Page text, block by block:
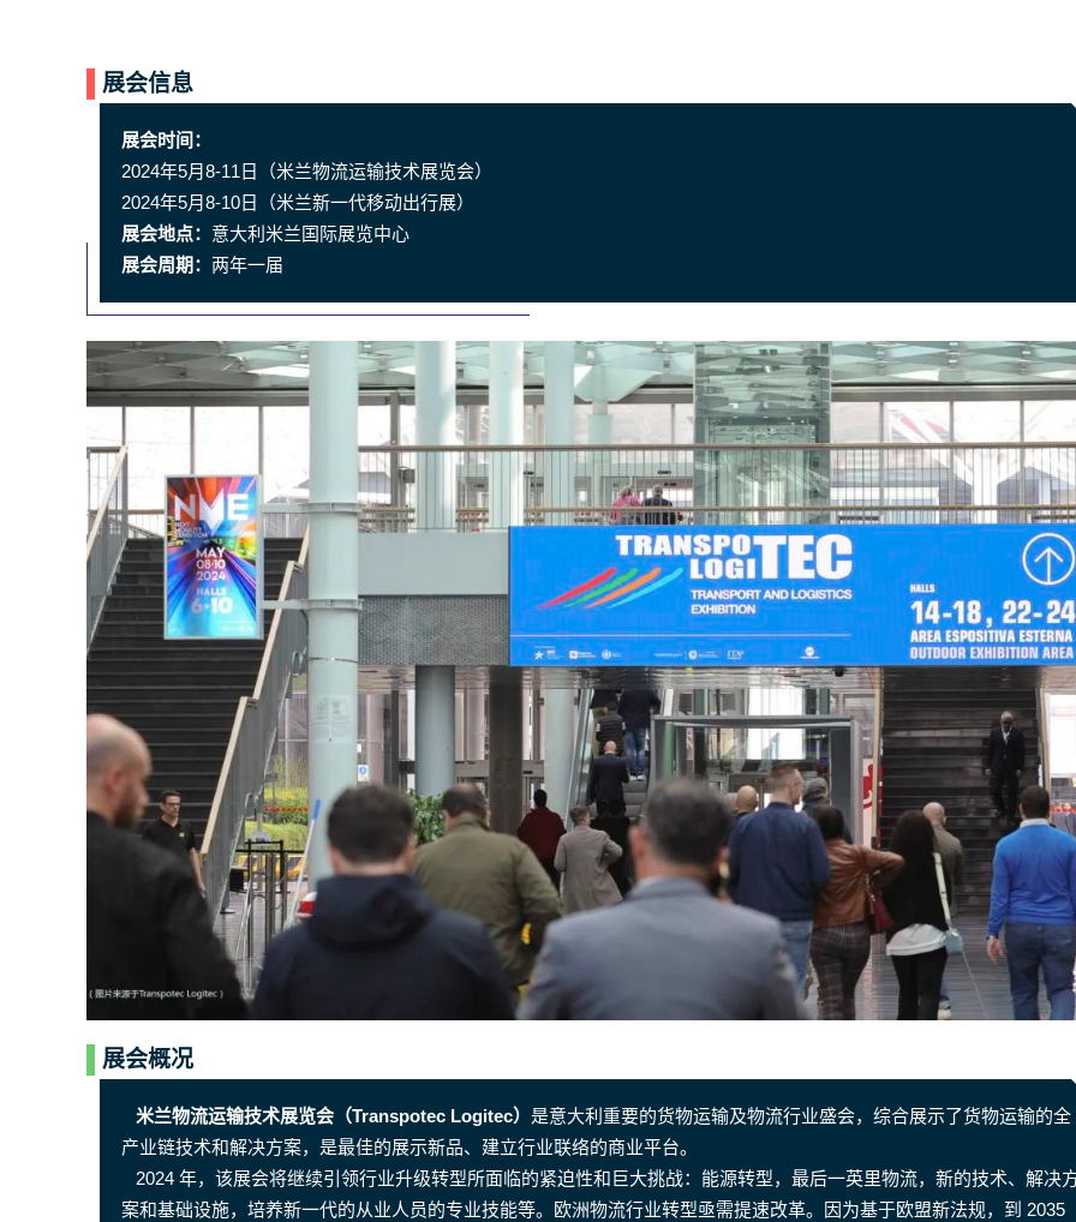
展会信息
展会时间：
2024年5月8-11日（米兰物流运输技术展览会）
2024年5月8-10日（米兰新一代移动出行展）
展会地点： 意大利米兰国际展览中心
展会周期： 两年一届
展会概况
米兰物流运输技术展览会（Transpotec Logitec） 是意大利重要的货物运输及物流行业盛会，综合展示了货物运输的全
产业链技术和解决方案，是最佳的展示新品、建立行业联络的商业平台。
2024 年，该展会将继续引领行业升级转型所面临的紧迫性和巨大挑战：能源转型，最后一英里物流，新的技术、解决
案和基础设施，培养新一代的从业人员的专业技能等。欧洲物流行业转型亟需提速改革。因为基于欧盟新法规，到 2035